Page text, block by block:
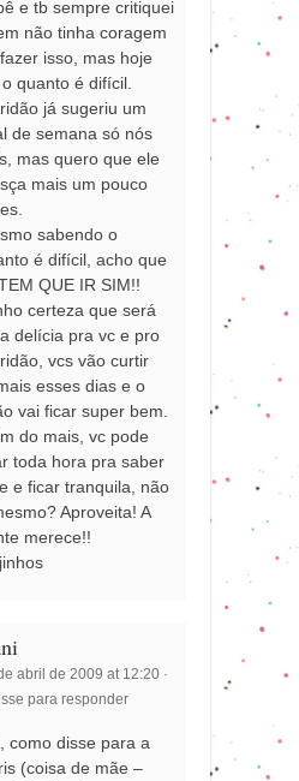
e tb sempre critiquei
não tinha coragem
isso, mas hoje
quanto é difícil.
já sugeriu um
de semana só nós
mas quero que ele
mais um pouco
sabendo o
é difícil, acho que
QUE IR SIM!!
certeza que será
delícia pra vc e pro
vcs vão curtir
esses dias e o
vai ficar super bem.
do mais, vc pode
toda hora pra saber
e ficar tranquila, não
Aproveita! A
merece!!
abril de 2009 at 12:20 ·
para responder
como disse para a
(coisa de mãe –